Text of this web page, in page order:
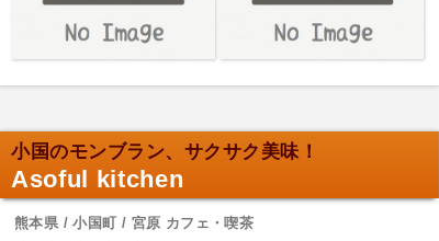
小国のモンブラン、サクサク美味！
Asoful kitchen
熊本県 / 小国町 / 宮原 カフェ・喫茶